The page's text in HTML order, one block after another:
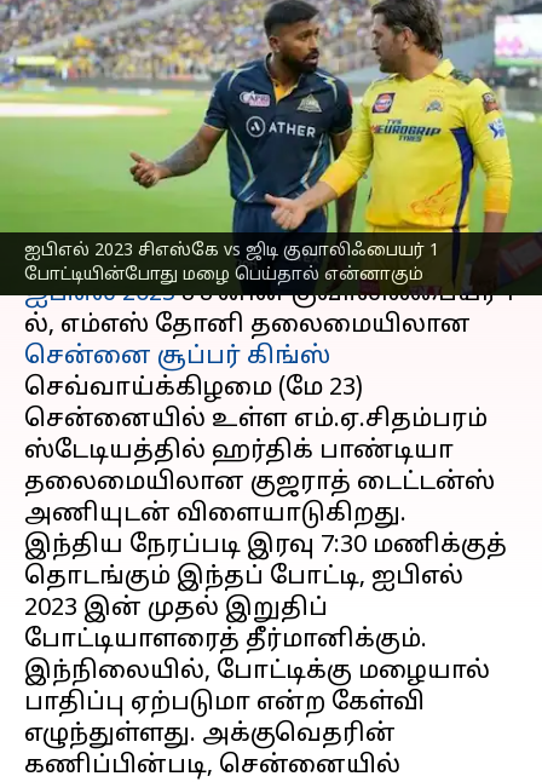
ஐபிஎல் 2023 சிஎஸ்கே vs ஜிடி குவாலிஃபையர் 1
போட்டியின்போது மழை பெய்தால் என்னாகும்
ஐபிஎல் 2023 சிஎஸ்கே vs
ஜிடி குவாலிஃபையர் 1:
மழையால் போட்டி
ரத்தானால் என்னாகும்?
எழுதியவர் Sekar Chinnappan May 23, 2023
செய்தி முன்னோட்டம்
ஐபிஎல் 2023சீசனின் குவாலிஃபையர் 1
ல், எம்எஸ் தோனி தலைமையிலான
சென்னை சூப்பர் கிங்ஸ்
செவ்வாய்க்கிழமை (மே 23)
சென்னையில் உள்ள எம்.ஏ.சிதம்பரம்
ஸ்டேடியத்தில் ஹர்திக் பாண்டியா
தலைமையிலான குஜராத் டைட்டன்ஸ்
அணியுடன் விளையாடுகிறது.
இந்திய நேரப்படி இரவு 7:30 மணிக்குத்
தொடங்கும் இந்தப் போட்டி, ஐபிஎல்
2023 இன் முதல் இறுதிப்
போட்டியாளரைத் தீர்மானிக்கும்.
இந்நிலையில், போட்டிக்கு மழையால்
பாதிப்பு ஏற்படுமா என்ற கேள்வி
எழுந்துள்ளது. அக்குவெதரின்
கணிப்பின்படி, சென்னையில்